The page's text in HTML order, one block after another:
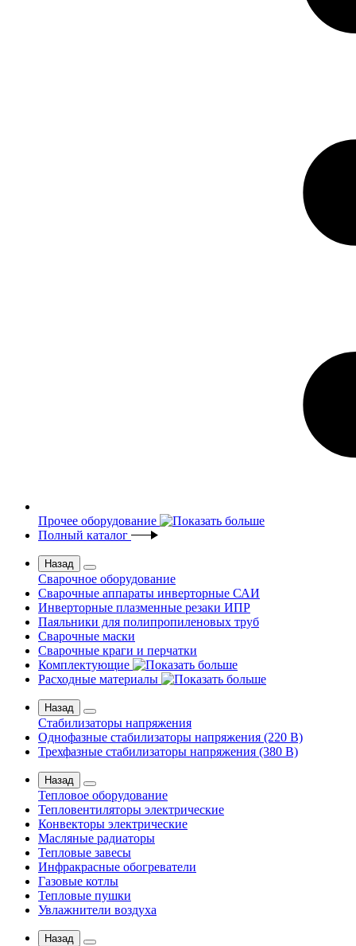
Прочее оборудование
Полный каталог
Назад
Сварочное оборудование
Сварочные аппараты инверторные САИ
Инверторные плазменные резаки ИПР
Паяльники для полипропиленовых труб
Сварочные маски
Сварочные краги и перчатки
Комплектующие
Расходные материалы
Назад
Стабилизаторы напряжения
Однофазные стабилизаторы напряжения (220 В)
Трехфазные стабилизаторы напряжения (380 В)
Назад
Тепловое оборудование
Тепловентиляторы электрические
Конвекторы электрические
Масляные радиаторы
Тепловые завесы
Инфракрасные обогреватели
Газовые котлы
Тепловые пушки
Увлажнители воздуха
Назад